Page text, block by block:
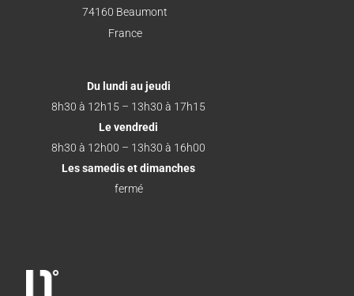
74160 Beaumont
France
Du lundi au jeudi
8h30 à 12h15 – 13h30 à 17h15
Le vendredi
8h30 à 12h00 – 13h30 à 16h00
Les samedis et dimanches
fermé